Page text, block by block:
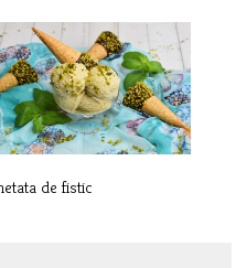
Bounty
de fistic